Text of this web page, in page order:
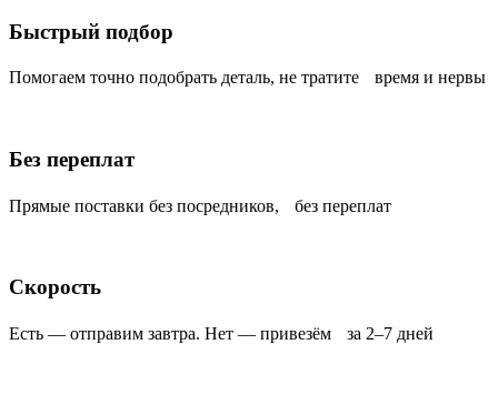
Быстрый подбор
Помогаем точно подобрать деталь, не тратите время и нервы
Без переплат
Прямые поставки без посредников, без переплат
Скорость
Есть — отправим завтра. Нет — привезём за 2–7 дней